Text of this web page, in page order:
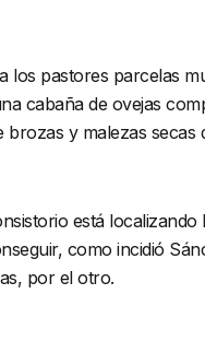
los pastores parcelas
cabaña de ovejas
brozas y malezas
está
como incidió
por el otro.